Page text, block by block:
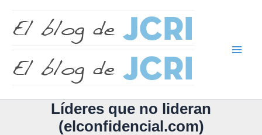
Líderes que no lideran
(elconfidencial.com)